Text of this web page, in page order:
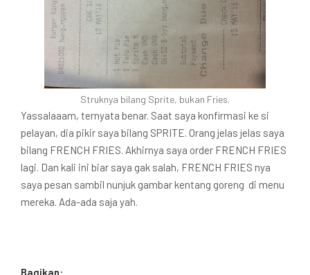
Struknya bilang Sprite, bukan Fries.
Yassalaaam, ternyata benar. Saat saya konfirmasi ke si
pelayan, dia pikir saya bilang SPRITE. Orang jelas jelas saya
bilang FRENCH FRIES. Akhirnya saya order FRENCH FRIES
lagi. Dan kali ini biar saya gak salah, FRENCH FRIES nya
saya pesan sambil nunjuk gambar kentang goreng di menu
mereka. Ada-ada saja yah.
Bagikan: